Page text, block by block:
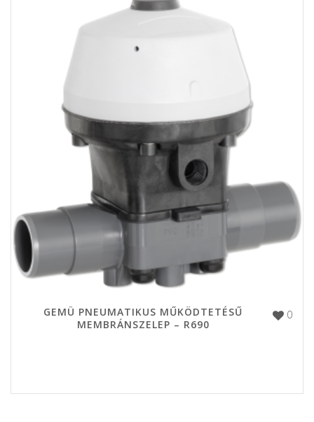
0
GEMÜ PNEUMATIKUS MŰKÖDTETÉSŰ
MEMBRÁNSZELEP – R690